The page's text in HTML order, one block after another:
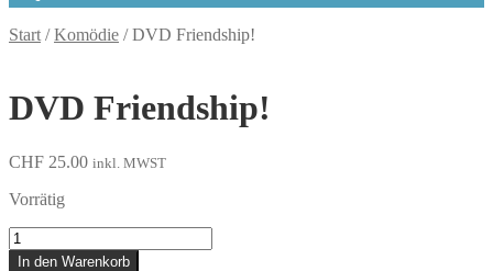
Start /Komödie /DVD Friendship!
DVD Friendship!
CHF 25.00 inkl. MWST
Vorrätig
Friendship!
Menge
In den Warenkorb